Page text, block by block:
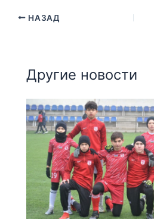
НАЗАД
Другие новости